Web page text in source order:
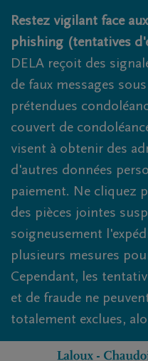
Restez vigilant face
phishing (tentatives
DELA reçoit des
de faux messages
prétendues
couvert de
visent à obtenir des
d'autres données
paiement. Ne cliquez
des pièces jointes
soigneusement
plusieurs mesures
Cependant, les
et de fraude ne
totalement exclues,